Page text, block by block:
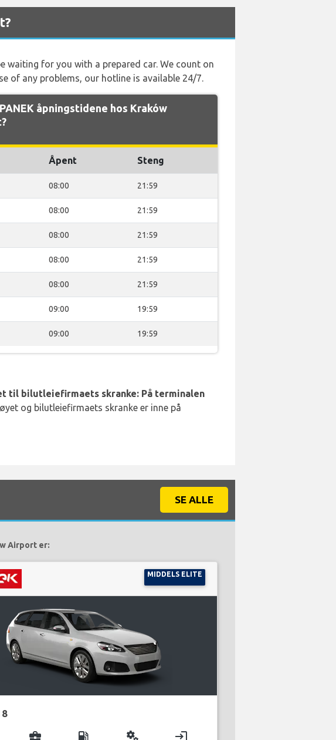
waiting for you with a prepared car. We count on
of any problems, our hotline is available 24/7.
åpningstidene hos Kraków
Åpent Steng
08:00 21:59
08:00 21:59
08:00 21:59
08:00 21:59
08:00 21:59
09:00 19:59
09:00 19:59
til bilutleiefirmaets skranke: På terminalen
og bilutleiefirmaets skranke er inne på
SE ALLE
Airport er:
MIDDELS ELITE
business_center local_gas_station miscellaneous_services login